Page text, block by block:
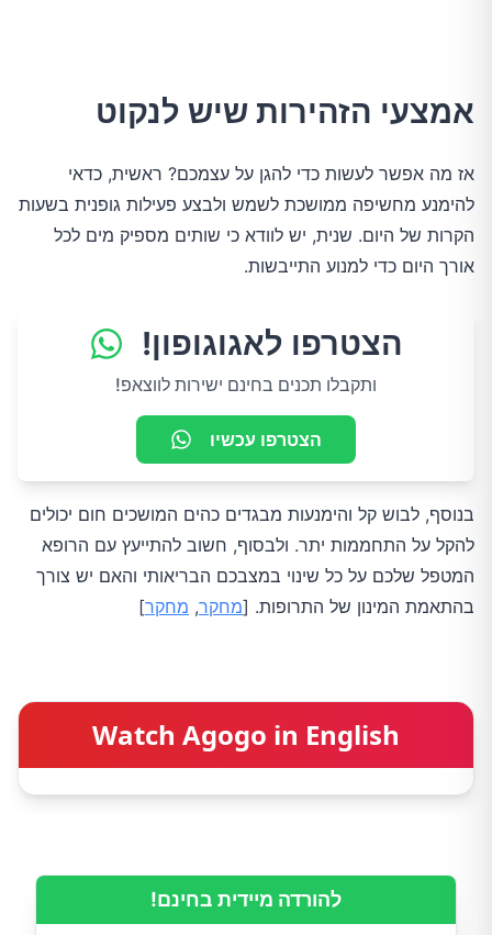
אמצעי הזהירות שיש לנקוט
אז מה אפשר לעשות כדי להגן על עצמכם? ראשית, כדאי
להימנע מחשיפה ממושכת לשמש ולבצע פעילות גופנית בשעות
הקרות של היום. שנית, יש לוודא כי שותים מספיק מים לכל
אורך היום כדי למנוע התייבשות.
הצטרפו לאגוגופון!
ותקבלו תכנים בחינם ישירות לווצאפ!
הצטרפו עכשיו
בנוסף, לבוש קל והימנעות מבגדים כהים המושכים חום יכולים
להקל על התחממות יתר. ולבסוף, חשוב להתייעץ עם הרופא
המטפל שלכם על כל שינוי במצבכם הבריאותי והאם יש צורך
בהתאמת המינון של התרופות. [מחקר, מחקר]
Watch Agogo in English
להורדה מיידית בחינם!